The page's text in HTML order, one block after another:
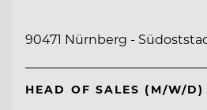
90471 Nürnberg -
HEAD OF SALES (M/W/D)